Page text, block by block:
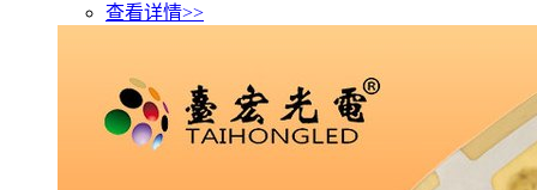
查看详情>>